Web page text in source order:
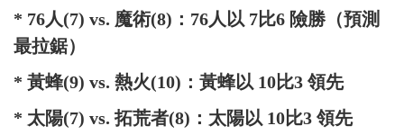
* 76人(7) vs. 魔術(8)：76人以 7比6 險勝（預測
最拉鋸）
* 黃蜂(9) vs. 熱火(10)：黃蜂以 10比3 領先
* 太陽(7) vs. 拓荒者(8)：太陽以 10比3 領先